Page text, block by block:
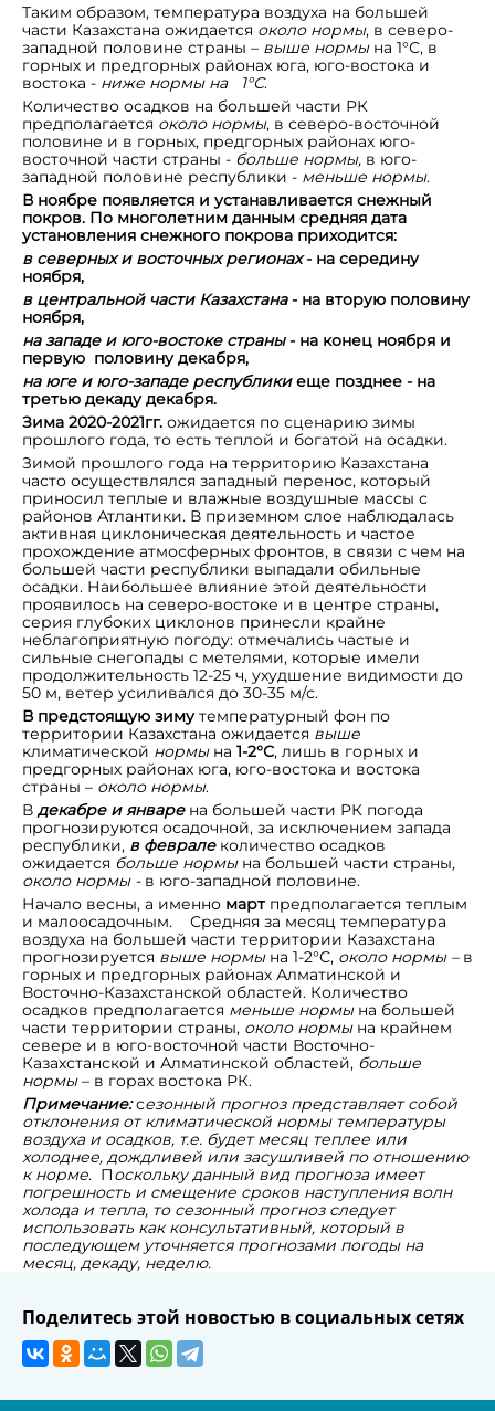
Таким образом, температура воздуха на большей
части Казахстана ожидается около нормы, в северо-
западной половине страны – выше нормына 1°С, в
горных и предгорных районах юга, юго-востока и
востока - ниже нормы на 1°С.
Количество осадков на большей части РК
предполагается около нормы, в северо-восточной
половине и в горных, предгорных районах юго-
восточной части страны - больше нормы, в юго-
западной половине республики - меньше нормы.
В ноябре появляется и устанавливается снежный
покров. По многолетним данным средняя дата
установления снежного покрова приходится:
в северных и восточныхрегионах- на середину
ноября,
в центральной части Казахстана- на вторую половину
ноября,
на западе и юго-востоке страны- на конец ноября и
первую половину декабря,
на юге и юго-западе республикиеще позднее - на
третью декаду декабря.
Зима 2020-2021гг. ожидается по сценарию зимы
прошлого года, то есть теплой и богатой на осадки.
Зимой прошлого года на территорию Казахстана
часто осуществлялся западный перенос, который
приносил теплые и влажные воздушные массы с
районов Атлантики. В приземном слое наблюдалась
активная циклоническая деятельность и частое
прохождение атмосферных фронтов, в связи с чем на
большей части республики выпадали обильные
осадки. Наибольшее влияние этой деятельности
проявилось на северо-востоке и в центре страны,
серия глубоких циклонов принесли крайне
неблагоприятную погоду: отмечались частые и
сильные снегопады с метелями, которые имели
продолжительность 12-25 ч, ухудшение видимости до
50 м, ветер усиливался до 30-35 м/с.
В предстоящую зимутемпературный фон по
территории Казахстана ожидается выше
климатической нормына 1-2°С, лишь в горных и
предгорных районах юга, юго-востока и востока
страны – около нормы.
В декабре и январена большей части РК погода
прогнозируются осадочной, за исключением запада
республики, в февралеколичество осадков
ожидается больше нормы на большей части страны,
около нормы - в юго-западной половине.
Начало весны, а именно мартпредполагается теплым
и малоосадочным. Средняя за месяц температура
воздуха на большей части территории Казахстана
прогнозируется выше нормына 1-2°С, около нормы – в
горных и предгорных районах Алматинской и
Восточно-Казахстанской областей. Количество
осадков предполагается меньше нормына большей
части территории страны, около нормына крайнем
севере и в юго-восточной части Восточно-
Казахстанской и Алматинской областей, больше
нормы– в горах востока РК.
Примечание:сезонный прогноз представляет собой
отклонения от климатической нормы температуры
воздуха и осадков, т.е. будет месяц теплее или
холоднее, дождливей или засушливей по отношению
к норме. Поскольку данный вид прогноза имеет
погрешность и смещение сроков наступления волн
холода и тепла, то сезонный прогноз следует
использовать как консультативный, который в
последующем уточняется прогнозами погоды на
месяц, декаду, неделю.
Поделитесь этой новостью в социальных сетях